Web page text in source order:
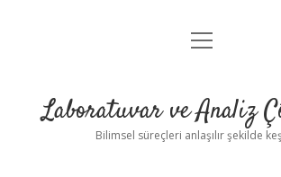
Anasayfa
Yasal Uyarı
menüyü
Laboratuvar ve Analiz
Bilimsel süreçleri anlaşılır şekilde